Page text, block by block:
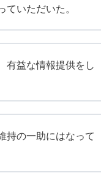
ていただいた。
有益な情報提供をし
持の一助にはなって